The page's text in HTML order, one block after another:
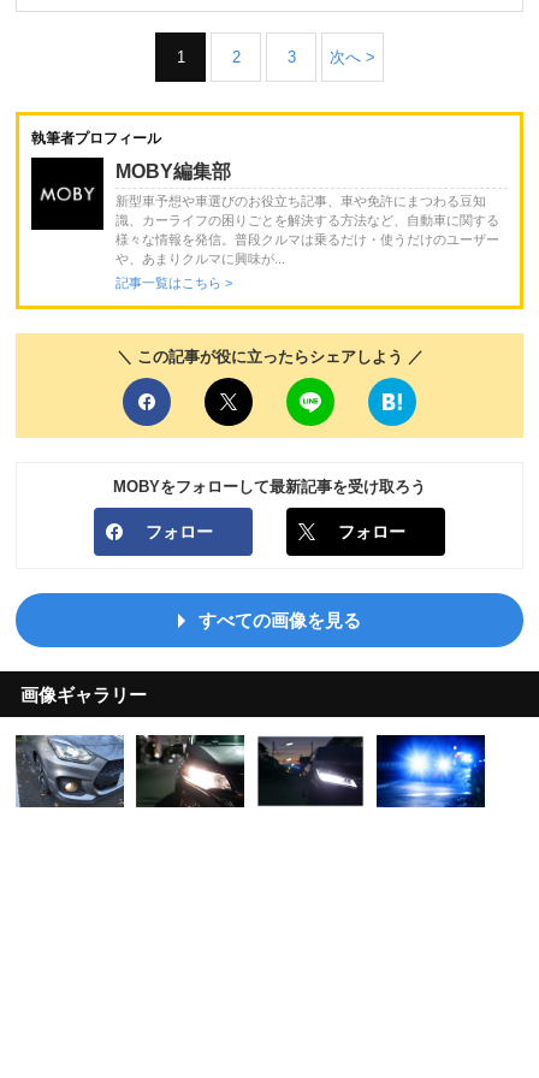
1 2 3 次へ >
執筆者プロフィール
MOBY編集部
新型車予想や車選びのお役立ち記事、車や免許にまつわる豆知
識、カーライフの困りごとを解決する方法など、自動車に関する
様々な情報を発信。普段クルマは乗るだけ・使うだけのユーザー
や、あまりクルマに興味が...
記事一覧はこちら >
＼ この記事が役に立ったらシェアしよう ／
MOBYをフォローして最新記事を受け取ろう
フォロー フォロー
すべての画像を見る
画像ギャラリー